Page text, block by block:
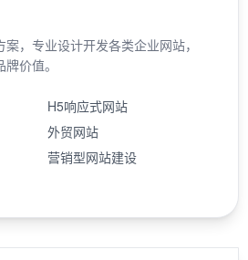
，专业设计开发各类企业网站，
价值。
H5响应式网站
外贸网站
营销型网站建设